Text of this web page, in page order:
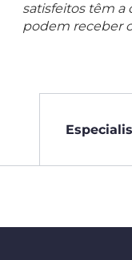
satisfeitos têm a
podem receber